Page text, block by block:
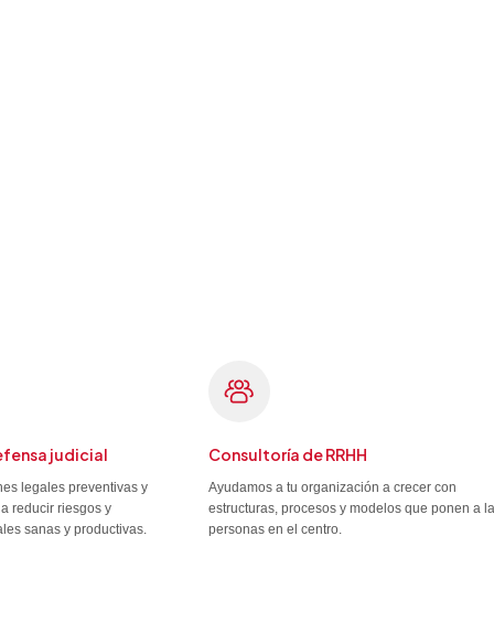
judicial
legales preventivas y
reducir riesgos y
sanas y productivas.
Consultoría de RRHH
Ayudamos a tu organización a crecer con
estructuras, procesos y modelos que ponen a
personas en el centro.